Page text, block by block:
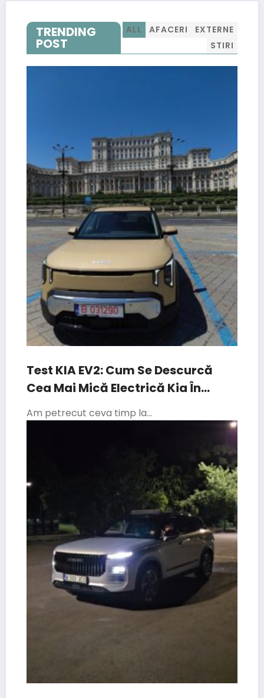
TRENDING
POST
ALL AFACERI
EXTERNE
STIRI
Test KIA EV2: Cum Se Descurcă
Cea Mai Mică Electrică Kia În
Traficul Din București
Am petrecut ceva timp la…